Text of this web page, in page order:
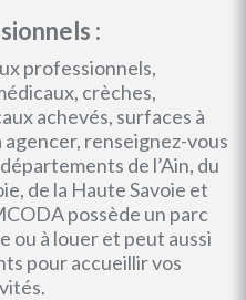
:
professionnels,
crèches,
achevés, surfaces à
renseignez-vous
de l’Ain, du
de la Haute Savoie et
possède un parc
ou à louer et peut aussi
pour accueillir vos